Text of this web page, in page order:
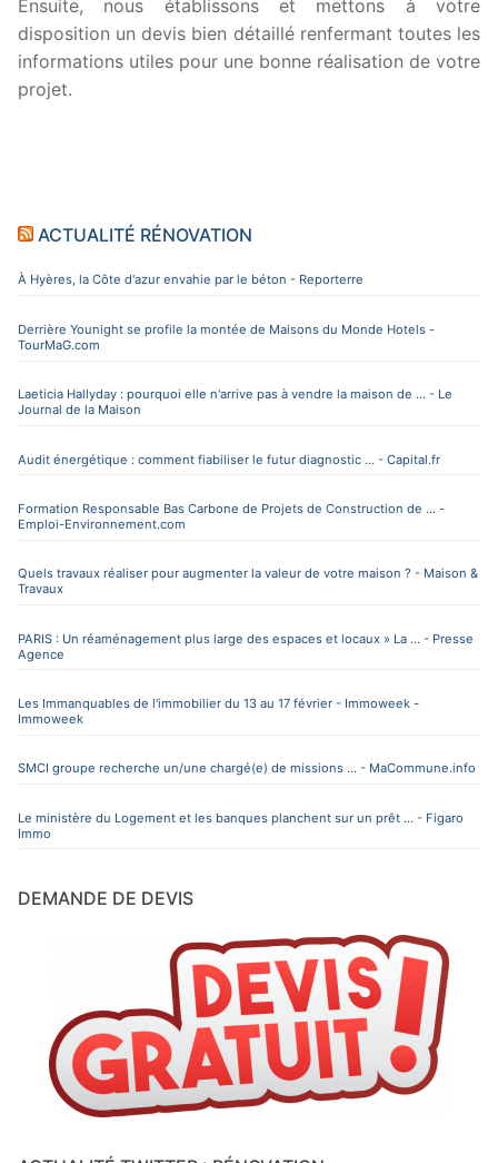
Ensuite, nous établissons et mettons à votre
disposition un devis bien détaillé renfermant toutes les
informations utiles pour une bonne réalisation de votre
projet.
ACTUALITÉ RÉNOVATION
À Hyères, la Côte d'azur envahie par le béton - Reporterre
Derrière Younight se profile la montée de Maisons du Monde Hotels -
TourMaG.com
Laeticia Hallyday : pourquoi elle n'arrive pas à vendre la maison de ... - Le
Journal de la Maison
Audit énergétique : comment fiabiliser le futur diagnostic ... - Capital.fr
Formation Responsable Bas Carbone de Projets de Construction de ... -
Emploi-Environnement.com
Quels travaux réaliser pour augmenter la valeur de votre maison ? - Maison &
Travaux
PARIS : Un réaménagement plus large des espaces et locaux » La ... - Presse
Agence
Les Immanquables de l'immobilier du 13 au 17 février - Immoweek -
Immoweek
SMCI groupe recherche un/une chargé(e) de missions ... - MaCommune.info
Le ministère du Logement et les banques planchent sur un prêt ... - Figaro
Immo
DEMANDE DE DEVIS